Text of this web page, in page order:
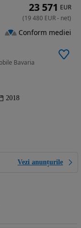
Bavaria
2018
Vezi anunțurile
23 571 EUR
(19 480 EUR- net)
Conform mediei